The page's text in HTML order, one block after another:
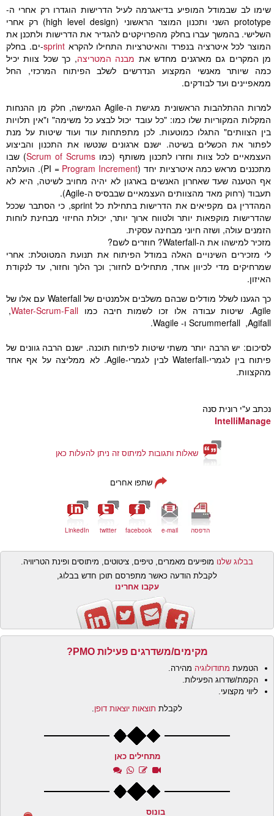
שימו לב שבמודל המופיע בדיאגרמה לעיל הדרישות הוגדרו רק אחרי ה-
prototype השני ותכנון המוצר הראשוני (high level design) רק אחרי
השלישי. בהמשך עברו בחלק מהפרויקטים להגדיר את הדרישות ולתכנן את
המוצר לכל איטרציה בנפרד והאיטרציות התחילו להקראsprint-ים. בחלק
מן המקרים גם מארגנים מחדש את מבנה המטריצה, כך שכל צוות יכיל
כמה שיותר מאנשי המקצוע הנדרשים לשלב הפיתוח המרכזי, החל
ממאפיינים ועד לבודקים.
למרות ההתלהבות הראשונית מגישת ה-Agile הגמישה, חלק מן ההנחות
המקלות המקוריות שלו כמו: "כל עובד יכול לבצע כל משימה" ו"אין תלויות
בין הצוותים" התגלו כמוטעות. לכן מתפתחות עוד ועוד שיטות על מנת
לפתור את הכשלים בשיטה. ישנם ארגונים שנטשו את התכנון והביצוע
העצמאיים לכל צוות וחזרו לתכנון משותף (כמו Scrum of Scrums) שבו
מתכננים מראש כמה איטרציות יחד (PI =Program Increment
). הועלתה
אף הטענה שעד שאחרון האנשים בארגון לא יהיה מחויב לשיטה, היא לא
תעבוד (רחוק מאד מהצוותים העצמאיים שבבסיס ה-Agile).
המהדרין גם מקפיאים את הדרישות בתחילת כל sprint, כי הסתבר שככל
שהדרישות מוקפאות יותר ולטווח ארוך יותר, יכולת החיזוי מבחינת לוחות
הזמנים עולה, ושזה חיוני מבחינה עסקית.
מזכיר למישהו את ה-Waterfall? חוזרים לשם?
לי מזכירים השינויים האלה במודל הפיתוח את תנועת המטוטלת: אחרי
שמרחיקים מדי לכיוון אחד, מתחילים לחזור; וכך הלוך וחזור, עד לנקודת
האיזון.
כך הגענו לשלל מודלים שבהם משלבים אלמנטים של Waterfall עם אלו של
Agile. שיטות עבודה אלו זכו לשמות חיבה כמו
Water-Scrum-Fall
,
Agifall,
לסיכום: יש הרבה יותר משתי שיטות לפיתוח תוכנה. ישנם הרבה גוונים של
פיתוח בין לגמרי-Waterfall לבין לגמרי-Agile. לא ממליצה על אף אחד
מהקצוות.
נכתב ע"י רונית סנה
IntelliManage
שאלות ותגובות למיתוס זה ניתן להעלות כאן
שתפו אחרים
הדפסה e-mail
facebook
twitter
LinkedIn
בבלוג שלנו מופיעים מאמרים, טיפים, ציטוטים, מיתוסים ופינת הטריוויה.
לקבלת הודעה כאשר מתפרסם תוכן חדש בבלוג,
עקבו אחרינו
מקימים/משדרגים פעילות PMO?
הטמעת מתודולוגיה מהירה.
הקמת/שדרוג הפעילות.
ליווי מקצועי.
לקבלת תוצאות יוצאות דופן.
מתחילים כאן
בונוס